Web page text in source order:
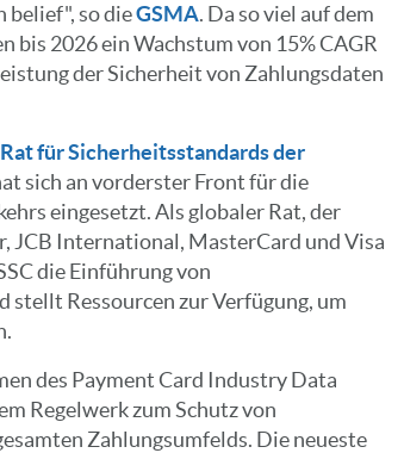
belief", so dieGSMA. Da so viel auf dem
bis 2026 ein Wachstum von 15% CAGR
der Sicherheit von Zahlungsdaten
Rat für Sicherheitsstandards der
sich an vorderster Front für die
eingesetzt. Als globaler Rat, der
JCB International, MasterCard und Visa
die Einführung von
Ressourcen zur Verfügung, um
des Payment Card Industry Data
Regelwerk zum Schutz von
Zahlungsumfelds. Die neueste